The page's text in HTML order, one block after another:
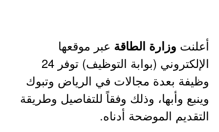
أعلنت وزارة الطاقة عبر موقعها
الإلكتروني (بوابة التوظيف) توفر 24
وظيفة بعدة مجالات في الرياض وتبوك
وينبع وأبها، وذلك وفقاً للتفاصيل وطريقة
التقديم الموضحة أدناه.